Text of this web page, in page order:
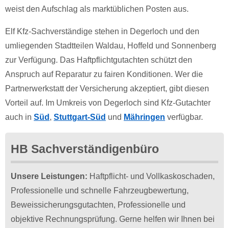
weist den Aufschlag als marktüblichen Posten aus.
Elf Kfz-Sachverständige stehen in Degerloch und den
umliegenden Stadtteilen Waldau, Hoffeld und Sonnenberg
zur Verfügung. Das Haftpflichtgutachten schützt den
Anspruch auf Reparatur zu fairen Konditionen. Wer die
Partnerwerkstatt der Versicherung akzeptiert, gibt diesen
Vorteil auf. Im Umkreis von Degerloch sind Kfz-Gutachter
auch in Süd , Stuttgart-Süd und Mähringen verfügbar.
HB Sachverständigenbüro
Unsere Leistungen: Haftpflicht- und Vollkaskoschaden,
Professionelle und schnelle Fahrzeugbewertung,
Beweissicherungsgutachten, Professionelle und
objektive Rechnungsprüfung. Gerne helfen wir Ihnen bei